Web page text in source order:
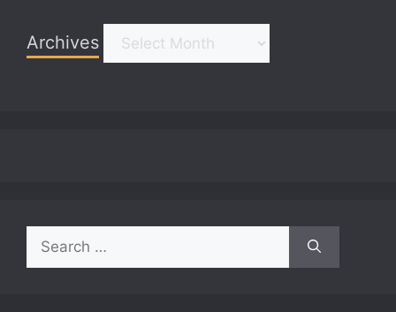
Archives Archives
Search
for: